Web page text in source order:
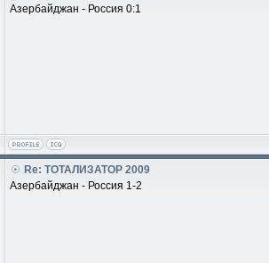
Азербайджан - Россия 0:1
Re: ТОТАЛИЗАТОР 2009
Азербайджан - Россия 1-2